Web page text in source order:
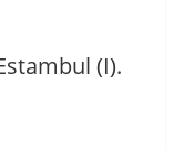
(I).